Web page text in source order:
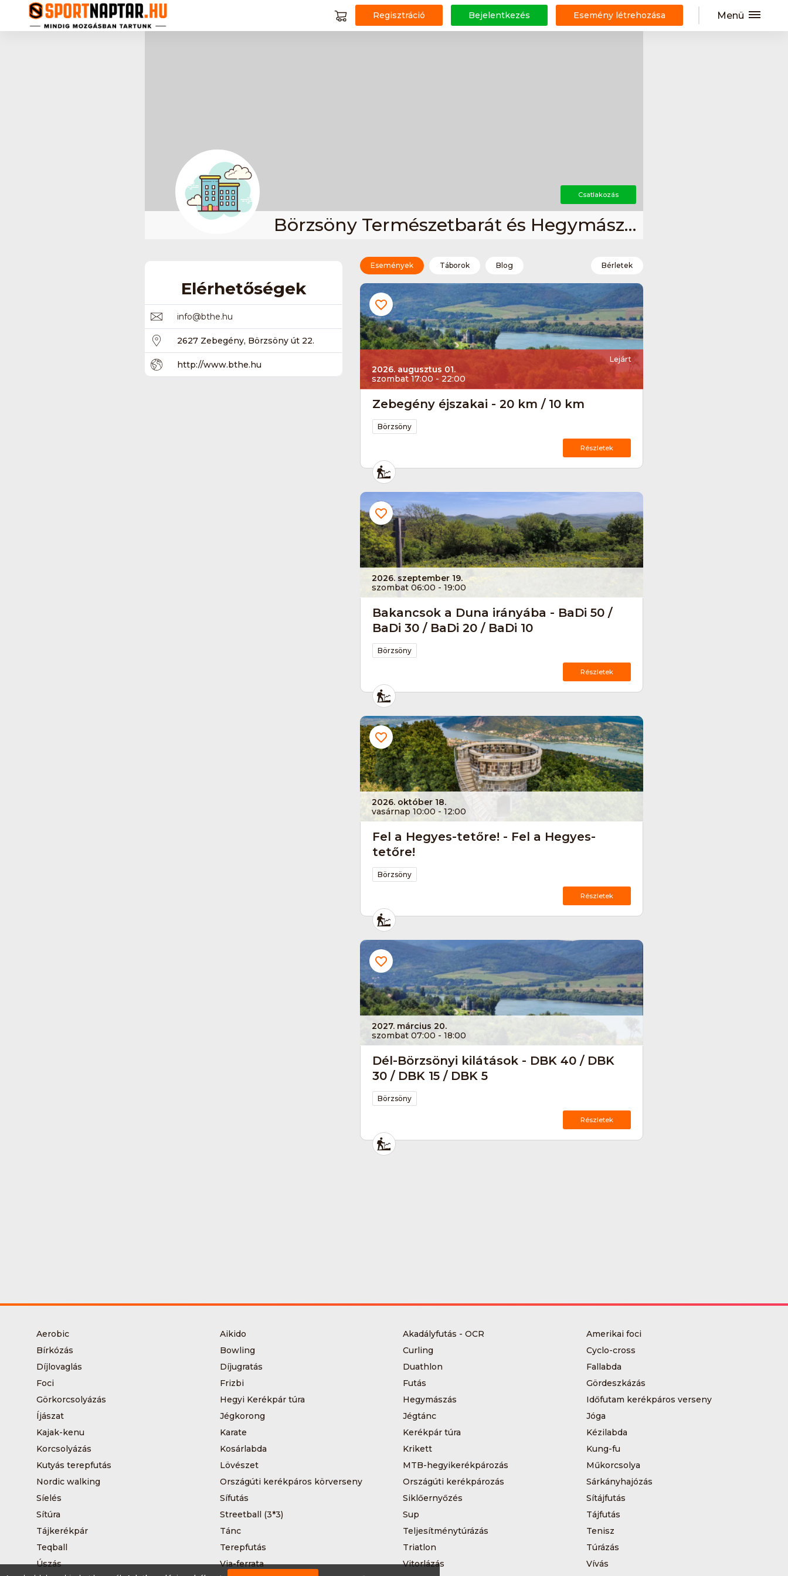
Regisztráció Bejelentkezés Esemény létrehozása Menü
Csatlakozás
Börzsöny Természetbarát és Hegymászó Egyesület (BTHE)
Elérhetőségek
info@bthe.hu
2627 Zebegény, Börzsöny út 22.
http://www.bthe.hu
Bérletek
Események Táborok Blog
Lejárt
2026. augusztus 01.
szombat 17:00 - 22:00
Zebegény éjszakai - 20 km / 10 km
Börzsöny
Részletek
2026. szeptember 19.
szombat 06:00 - 19:00
Bakancsok a Duna irányába - BaDi 50 /
BaDi 30 / BaDi 20 / BaDi 10
Börzsöny
Részletek
2026. október 18.
vasárnap 10:00 - 12:00
Fel a Hegyes-tetőre! - Fel a Hegyes-
tetőre!
Börzsöny
Részletek
2027. március 20.
szombat 07:00 - 18:00
Dél-Börzsönyi kilátások - DBK 40 / DBK
30 / DBK 15 / DBK 5
Börzsöny
Részletek
Aerobic Aikido Akadályfutás - OCR
Amerikai foci
Bírkózás
Bowling Curling
Cyclo-cross
Díjlovaglás
Díjugratás Duathlon
Fallabda
Foci
Frizbi Futás
Gördeszkázás
Görkorcsolyázás
Hegyi Kerékpár túra Hegymászás
Időfutam kerékpáros verseny
Íjászat
Jégkorong Jégtánc
Jóga
Kajak-kenu
Karate Kerékpár túra
Kézilabda
Korcsolyázás
Kosárlabda Krikett
Kung-fu
Kutyás terepfutás
Lövészet MTB-hegyikerékpározás
Műkorcsolya
Nordic walking
Országúti kerékpáros körverseny Országúti kerékpározás
Sárkányhajózás
Síelés
Sífutás Siklőernyőzés
Sítájfutás
Sítúra
Streetball (3*3) Sup
Tájfutás
Tájkerékpár
Tánc Teljesítménytúrázás
Tenisz
Teqball
Terepfutás Triatlon
Túrázás
Úszás
Via-ferrata Vitorlázás
Vívás